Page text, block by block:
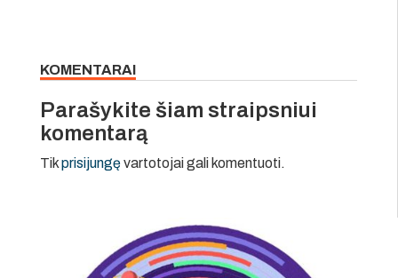
KOMENTARAI
Parašykite šiam straipsniui
komentarą
Tikprisijungęvartotojai gali komentuoti.